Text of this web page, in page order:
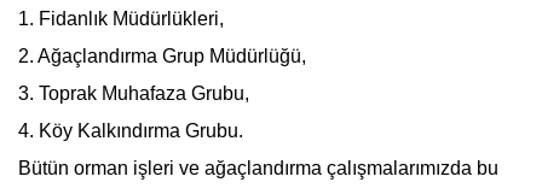
1. Fidanlık Müdürlükleri,
2. Ağaçlandırma Grup Müdürlüğü,
3. Toprak Muhafaza Grubu,
4. Köy Kalkındırma Grubu.
Bütün orman işleri ve ağaçlandırma çalışmalarımızda bu